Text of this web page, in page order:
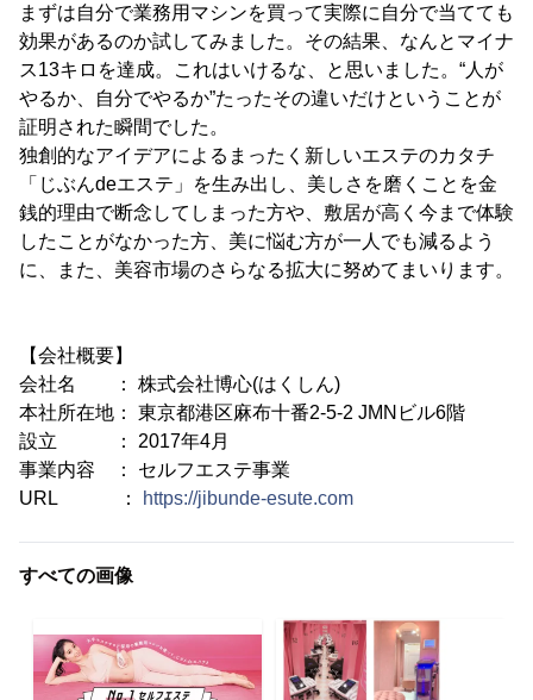
まずは自分で業務用マシンを買って実際に自分で当てても
効果があるのか試してみました。その結果、なんとマイナ
ス13キロを達成。これはいけるな、と思いました。“人が
やるか、自分でやるか”たったその違いだけということが
証明された瞬間でした。
独創的なアイデアによるまったく新しいエステのカタチ
「じぶんdeエステ」を生み出し、美しさを磨くことを金
銭的理由で断念してしまった方や、敷居が高く今まで体験
したことがなかった方、美に悩む方が一人でも減るよう
に、また、美容市場のさらなる拡大に努めてまいります。
【会社概要】
会社名 ： 株式会社博心(はくしん)
本社所在地： 東京都港区麻布十番2-5-2 JMNビル6階
設立 ： 2017年4月
事業内容 ： セルフエステ事業
URL ：
https://jibunde-esute.com
すべての画像